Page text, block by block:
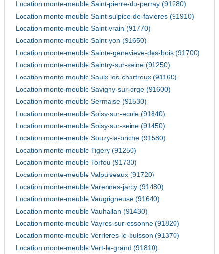
Location monte-meuble Saint-pierre-du-perray (91280)
Location monte-meuble Saint-sulpice-de-favieres (91910)
Location monte-meuble Saint-vrain (91770)
Location monte-meuble Saint-yon (91650)
Location monte-meuble Sainte-genevieve-des-bois (91700)
Location monte-meuble Saintry-sur-seine (91250)
Location monte-meuble Saulx-les-chartreux (91160)
Location monte-meuble Savigny-sur-orge (91600)
Location monte-meuble Sermaise (91530)
Location monte-meuble Soisy-sur-ecole (91840)
Location monte-meuble Soisy-sur-seine (91450)
Location monte-meuble Souzy-la-briche (91580)
Location monte-meuble Tigery (91250)
Location monte-meuble Torfou (91730)
Location monte-meuble Valpuiseaux (91720)
Location monte-meuble Varennes-jarcy (91480)
Location monte-meuble Vaugrigneuse (91640)
Location monte-meuble Vauhallan (91430)
Location monte-meuble Vayres-sur-essonne (91820)
Location monte-meuble Verrieres-le-buisson (91370)
Location monte-meuble Vert-le-grand (91810)